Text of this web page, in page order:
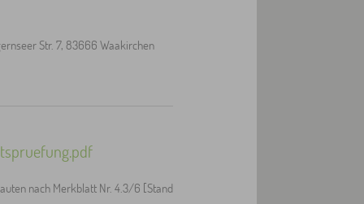
Str. 7, 83666 Waakirchen
nach Merkblatt Nr. 4.3/6 [Stand